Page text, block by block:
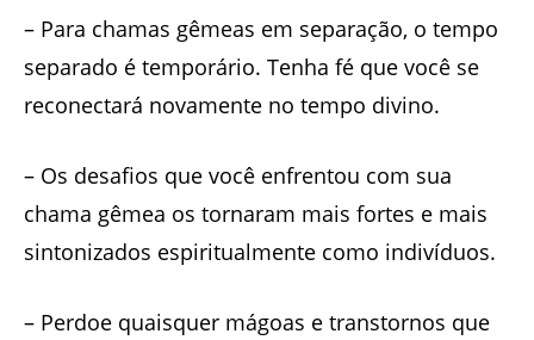
– Para chamas gêmeas em separação, o tempo
separado é temporário. Tenha fé que você se
reconectará novamente no tempo divino.
– Os desafios que você enfrentou com sua
chama gêmea os tornaram mais fortes e mais
sintonizados espiritualmente como indivíduos.
– Perdoe quaisquer mágoas e transtornos que